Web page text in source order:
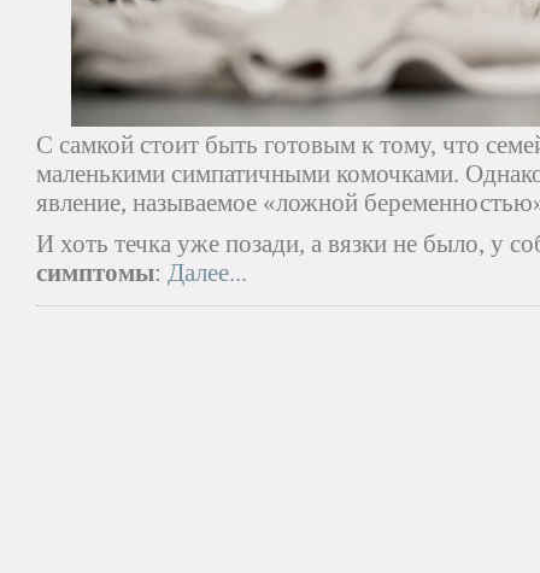
С самкой стоит быть готовым к тому, что
маленькими симпатичными комочками.
явление, называемое «ложной
И хоть течка уже позади, а вязки не было, у
симптомы: Далее...